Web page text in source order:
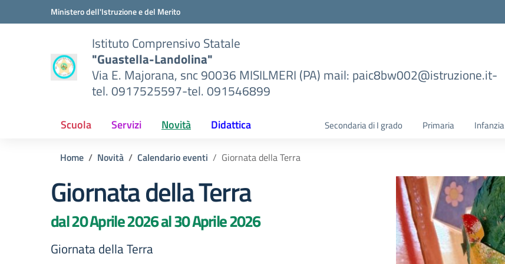
Vai ai contenuti
Vai al menu di navigazioneMinistero dell'Istruzione e del Merito
Istituto Comprensivo Statale
"Guastella-Landolina"
Via E. Majorana, snc 90036 MISILMERI (PA) mail: paic8bw002@istruzione.it-
tel. 0917525597-tel. 091546899
Scuola Servizi Novità Didattica Secondaria di I grado Primaria Infanzia
Home Novità Calendario eventi Giornata della Terra
Giornata della Terra
dal 20 Aprile 2026 al 30 Aprile 2026
Giornata della Terra